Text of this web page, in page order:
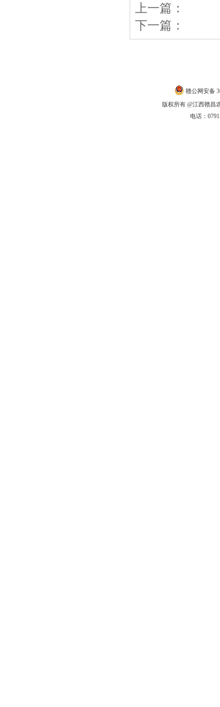
上一篇：
下一篇：
赣公网安备
版权所有 @江西赣昌
电话：